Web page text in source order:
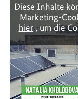
Diese Inhalte
Marketing-
hier, um die